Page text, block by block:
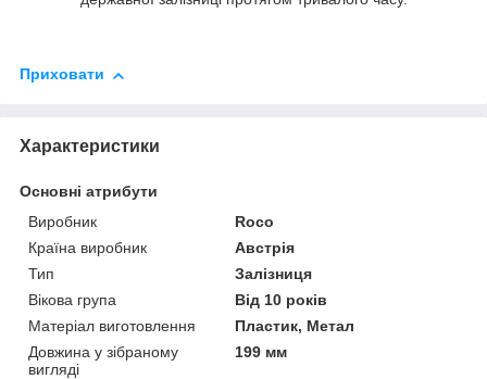
Приховати
Характеристики
Основні атрибути
Виробник
Roco
Країна виробник
Австрія
Тип
Залізниця
Вікова група
Від 10 років
Матеріал виготовлення
Пластик, Метал
Довжина у зібраному
вигляді
199 мм